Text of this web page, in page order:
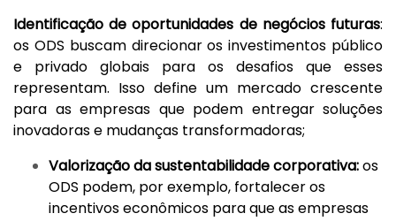
Identificação de oportunidades de negócios futuras:
os ODS buscam direcionar os investimentos público
e privado globais para os desafios que esses
representam. Isso define um mercado crescente
para as empresas que podem entregar soluções
inovadoras e mudanças transformadoras;
Valorização da sustentabilidade corporativa:os
ODS podem, por exemplo, fortalecer os
incentivos econômicos para que as empresas